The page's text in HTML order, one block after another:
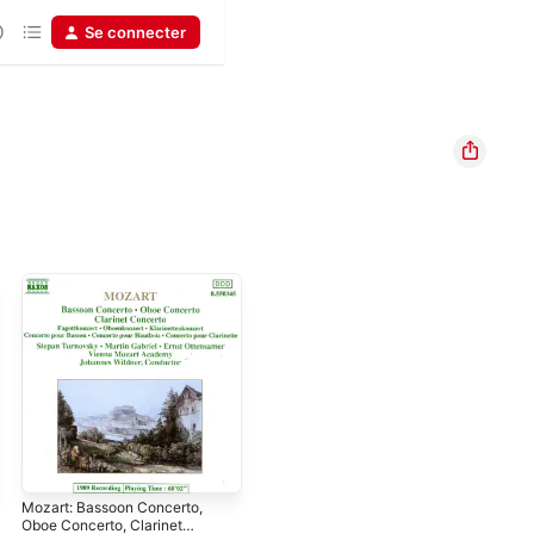
Se connecter
Mozart: Bassoon Concerto,
Oboe Concerto, Clarinet